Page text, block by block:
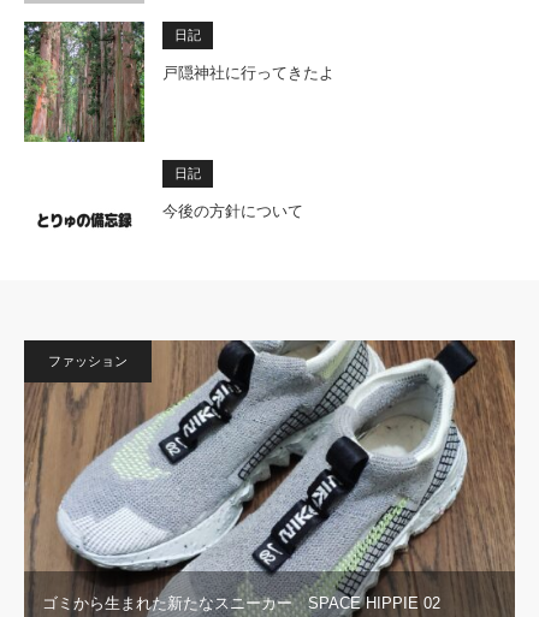
日記
戸隠神社に行ってきたよ
日記
今後の方針について
ファッション
ゴミから生まれた新たなスニーカー SPACE HIPPIE 02